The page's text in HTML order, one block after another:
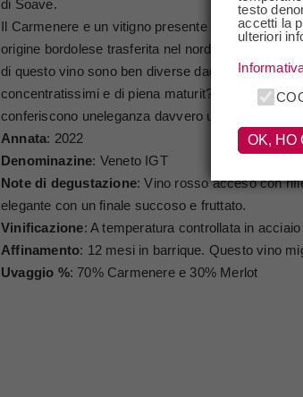
di Soave.
Il Carmenere e un vitigno presente nellarea da
origine bordolese trasferita nel nord-est dItalia
di questo vino sono ben diverse dagli altri vini
concentratissimi e di piena maturit? aromatica.
conferiscono uneleganza davvero unica.
Annata: 2022
Denominazine: Veneto IGT
Note di degustazione: Vino rosso acceso con
elegante con un finale succoso e fruttato.
Vinificazione: A temperatura controllata in
Affinamento: 12 mesi in barrique. Questo vino
Uvaggio %: 70% Carmenere e 30% Merlot
testo
accetti la
ulteriori
OK, HO